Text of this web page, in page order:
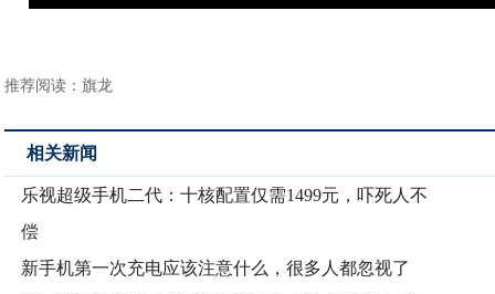
推荐阅读：旗龙
相关新闻
乐视超级手机二代：十核配置仅需1499元，吓死人不
偿
新手机第一次充电应该注意什么，很多人都忽视了